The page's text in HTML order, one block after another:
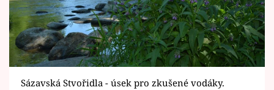
Sázavská Stvořidla - úsek pro zkušené vodáky.